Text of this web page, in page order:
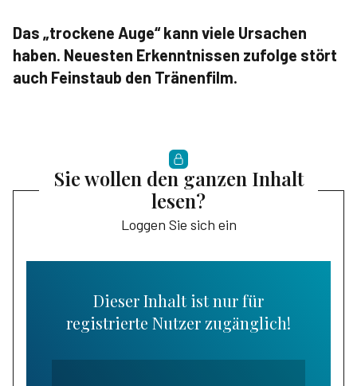
Das „trockene Auge“ kann viele Ursachen
haben. Neuesten Erkenntnissen zufolge stört
auch Feinstaub den Tränenfilm.
Sie wollen den ganzen Inhalt
lesen?
Loggen Sie sich ein
Dieser Inhalt ist nur für
registrierte Nutzer zugänglich!